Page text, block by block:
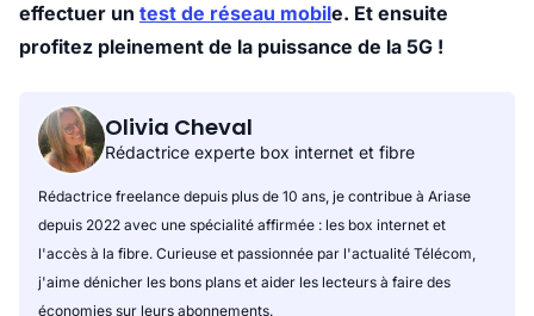
effectuer un test de réseau mobile. Et ensuite
profitez pleinement de la puissance de la 5G !
Olivia Cheval
Rédactrice experte box internet et fibre
Rédactrice freelance depuis plus de 10 ans, je contribue à Ariase
depuis 2022 avec une spécialité affirmée : les box internet et
l'accès à la fibre. Curieuse et passionnée par l'actualité Télécom,
j'aime dénicher les bons plans et aider les lecteurs à faire des
économies sur leurs abonnements.